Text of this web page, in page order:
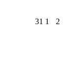
31 1 2